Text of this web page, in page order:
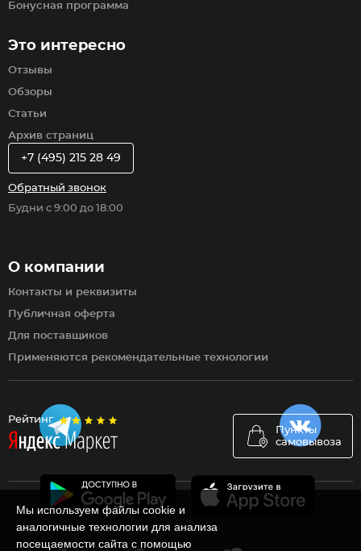
Рейтинг
Пункты
самовывоза
Бонусная программа
Это интересно
Отзывы
Обзоры
Статьи
Архив страниц
О компании
Контакты и реквизиты
Публичная оферта
Для поставщиков
Применяются рекомендательные технологии
+7 (495) 215 28 49
Обратный звонок
Будни с 9:00 до 18:00
Мы используем файлы cookie и
аналогичные технологии для анализа
посещаемости сайта с помощью